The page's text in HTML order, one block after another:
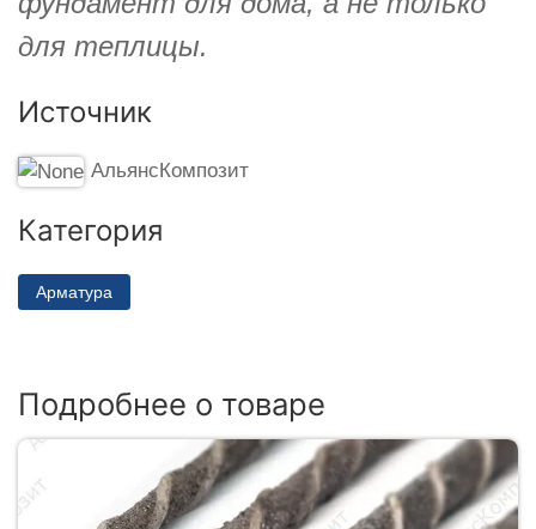
для теплицы.
Источник
АльянсКомпозит
Категория
Арматура
Подробнее о товаре